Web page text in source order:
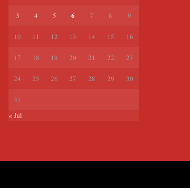
3 4 5 6 7 8 9
10 11 12 13 14 15 16
17 18 19 20 21 22 23
24 25 26 27 28 29 30
31
« Jul